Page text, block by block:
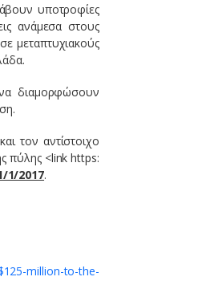
υποτροφίες
ανάμεσα στους
μεταπτυχιακούς
διαμορφώσουν
τον αντίστοιχο
πύλης <link https:
1/2017.
million-to-the-